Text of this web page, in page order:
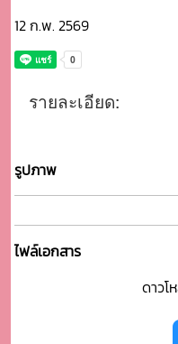
12 ก.พ. 2569
รายละเอียด:
รูปภาพ
ไฟล์เอกสาร
ดาวโ